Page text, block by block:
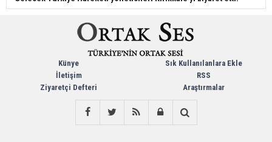
Künye
İletişim
Ziyaretçi Defteri
Sık Kullanılanlara Ekle
RSS
Araştırmalar